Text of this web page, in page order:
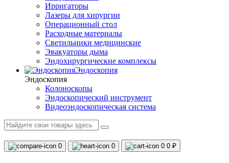
Ирригаторы
Лазеры для хирургии
Операционный стол
Расходные материалы
Светильники медицинские
Эвакуаторы дыма
Эндохирургические комплексы
Эндоскопия
Эндоскопия
Колоноскопы
Эндоскопический инструмент
Видеоэндоскопическая система
0 0 0 0 ₽